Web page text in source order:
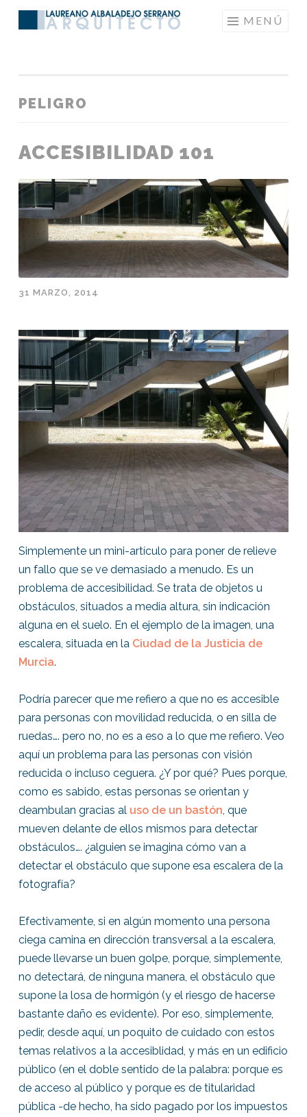
Saltar
MENÚ
PELIGRO
ACCESIBILIDAD 101
31 MARZO, 2014
Simplemente un mini-artículo para poner de relieve
un fallo que se ve demasiado a menudo. Es un
problema de accesibilidad. Se trata de objetos u
obstáculos, situados a media altura, sin indicación
alguna en el suelo. En el ejemplo de la imagen, una
escalera, situada en la Ciudad de la Justicia de
Murcia.
Podría parecer que me refiero a que no es accesible
para personas con movilidad reducida, o en silla de
ruedas…. pero no, no es a eso a lo que me refiero. Veo
aquí un problema para las personas con visión
reducida o incluso ceguera. ¿Y por qué? Pues porque,
como es sabido, estas personas se orientan y
deambulan gracias al uso de un bastón, que
mueven delante de ellos mismos para detectar
obstáculos…. ¿alguien se imagina cómo van a
detectar el obstáculo que supone esa escalera de la
fotografía?
Efectivamente, si en algún momento una persona
ciega camina en dirección transversal a la escalera,
puede llevarse un buen golpe, porque, simplemente,
no detectará, de ninguna manera, el obstáculo que
supone la losa de hormigón (y el riesgo de hacerse
bastante daño es evidente). Por eso, simplemente,
pedir, desde aquí, un poquito de cuidado con estos
temas relativos a la accesiblidad, y más en un edificio
público (en el doble sentido de la palabra: porque es
de acceso al público y porque es de titularidad
pública -de hecho, ha sido pagado por los impuestos